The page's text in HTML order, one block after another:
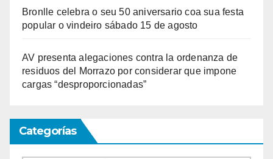
Bronlle celebra o seu 50 aniversario coa sua festa
popular o vindeiro sábado 15 de agosto
AV presenta alegaciones contra la ordenanza de
residuos del Morrazo por considerar que impone
cargas “desproporcionadas”
Categorías